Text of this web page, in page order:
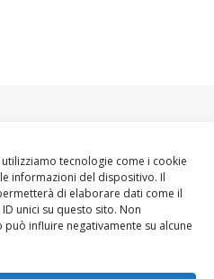
tecnologie come i cookie
informazioni del dispositivo. Il
di elaborare dati come il
unici su questo sito. Non
influire negativamente su alcune